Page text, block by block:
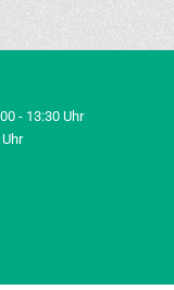
- 13:30 Uhr